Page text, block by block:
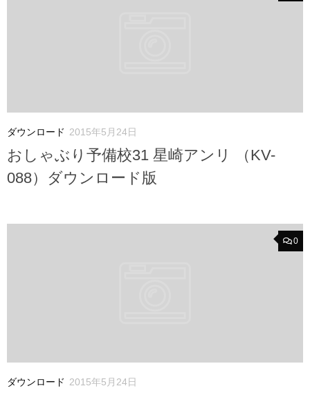
ダウンロード 2015年5月24日
おしゃぶり予備校31 星崎アンリ （KV-
088）ダウンロード版
0
ダウンロード 2015年5月24日